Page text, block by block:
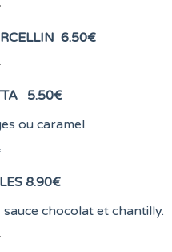
6.50€
5.50€
ou caramel.
8.90€
chocolat et chantilly.